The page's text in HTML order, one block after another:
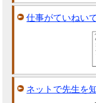
仕事がていねい
ネットで先生を